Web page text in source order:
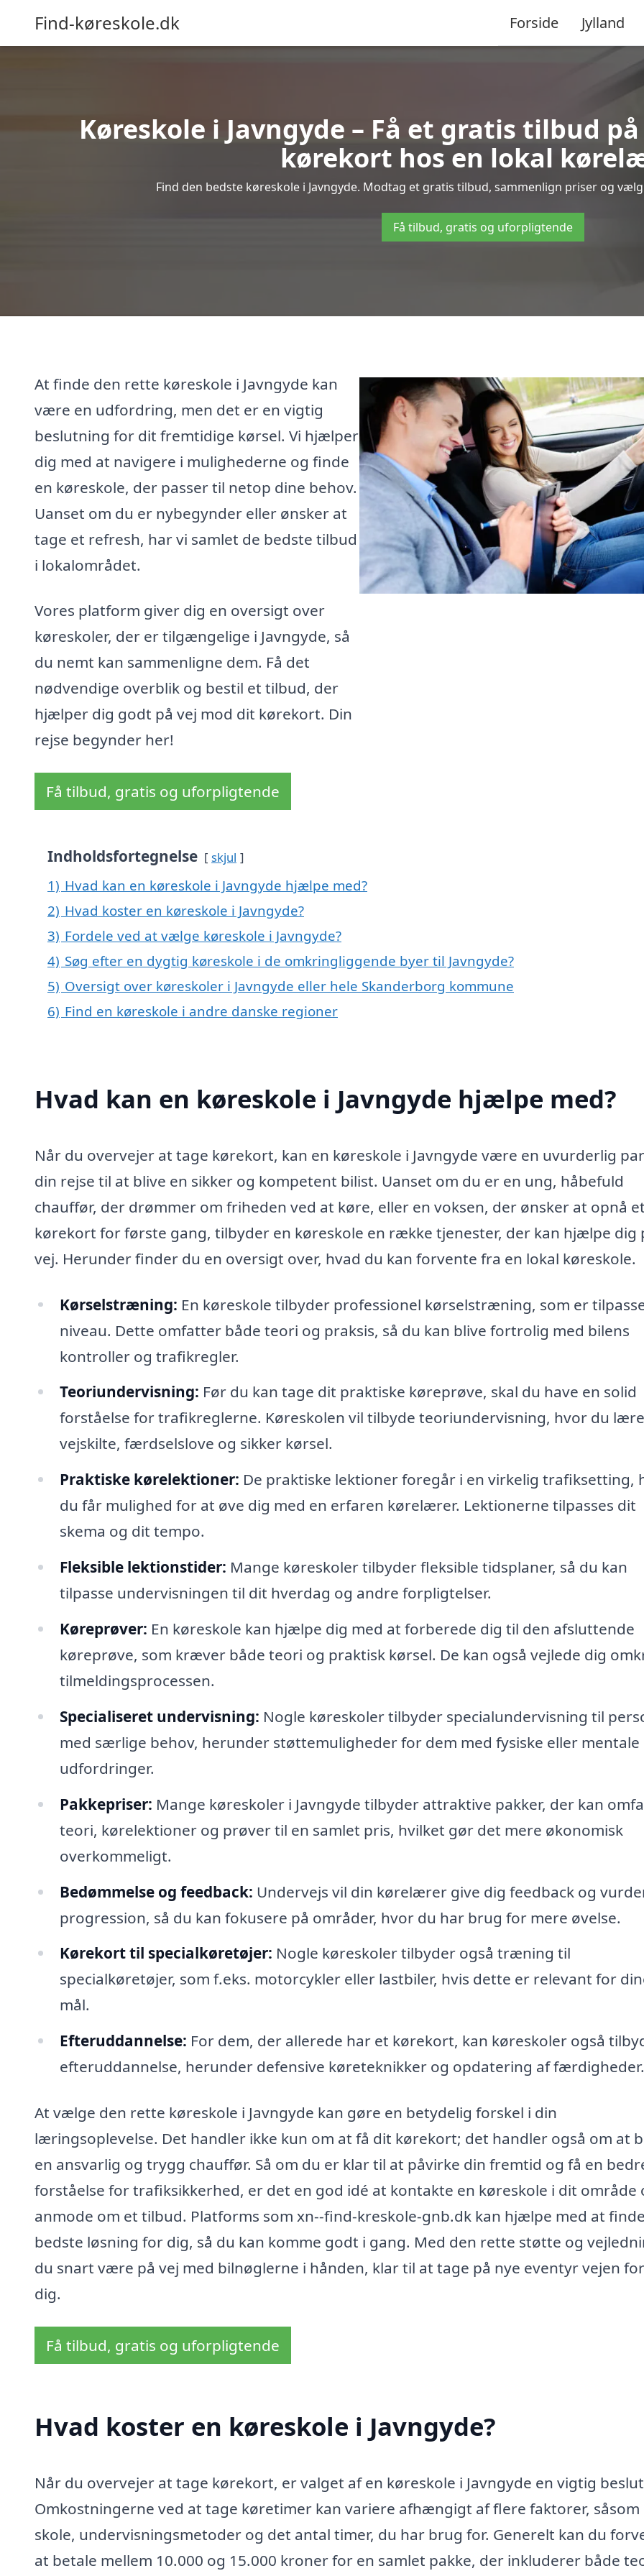
Find-køreskole.dk Forside Jylland
Køreskole i Javngyde – Få et gratis tilbud
kørekort hos en lokal
Find den bedste køreskole i Javngyde. Modtag et gratis tilbud, sammenlign priser og
Få tilbud, gratis og uforpligtende
At finde den rette køreskole i Javngyde kan
være en udfordring, men det er en vigtig
beslutning for dit fremtidige kørsel. Vi hjælper
dig med at navigere i mulighederne og finde
en køreskole, der passer til netop dine behov.
Uanset om du er nybegynder eller ønsker at
tage et refresh, har vi samlet de bedste tilbud
i lokalområdet.
Vores platform giver dig en oversigt over
køreskoler, der er tilgængelige i Javngyde, så
du nemt kan sammenligne dem. Få det
nødvendige overblik og bestil et tilbud, der
hjælper dig godt på vej mod dit kørekort. Din
rejse begynder her!
Få tilbud, gratis og uforpligtende
Indholdsfortegnelse skjul
1) Hvad kan en køreskole i Javngyde hjælpe med?
2) Hvad koster en køreskole i Javngyde?
3) Fordele ved at vælge køreskole i Javngyde?
4) Søg efter en dygtig køreskole i de omkringliggende byer til Javngyde?
5) Oversigt over køreskoler i Javngyde eller hele Skanderborg kommune
6) Find en køreskole i andre danske regioner
Hvad kan en køreskole i Javngyde hjælpe med?
Når du overvejer at tage kørekort, kan en køreskole i Javngyde være en uvurderlig
din rejse til at blive en sikker og kompetent bilist. Uanset om du er en ung, håbefuld
chauffør, der drømmer om friheden ved at køre, eller en voksen, der ønsker at opnå et
kørekort for første gang, tilbyder en køreskole en række tjenester, der kan hjælpe dig
vej. Herunder finder du en oversigt over, hvad du kan forvente fra en lokal køreskole.
Kørselstræning: En køreskole tilbyder professionel kørselstræning, som er
niveau. Dette omfatter både teori og praksis, så du kan blive fortrolig med bilens
kontroller og trafikregler.
Teoriundervisning: Før du kan tage dit praktiske køreprøve, skal du have en solid
forståelse for trafikreglerne. Køreskolen vil tilbyde teoriundervisning, hvor du
vejskilte, færdselslove og sikker kørsel.
Praktiske kørelektioner: De praktiske lektioner foregår i en virkelig trafiksetting,
du får mulighed for at øve dig med en erfaren kørelærer. Lektionerne tilpasses dit
skema og dit tempo.
Fleksible lektionstider: Mange køreskoler tilbyder fleksible tidsplaner, så du kan
tilpasse undervisningen til dit hverdag og andre forpligtelser.
Køreprøver: En køreskole kan hjælpe dig med at forberede dig til den afsluttende
køreprøve, som kræver både teori og praktisk kørsel. De kan også vejlede dig
tilmeldingsprocessen.
Specialiseret undervisning: Nogle køreskoler tilbyder specialundervisning til
med særlige behov, herunder støttemuligheder for dem med fysiske eller mentale
udfordringer.
Pakkepriser: Mange køreskoler i Javngyde tilbyder attraktive pakker, der kan
teori, kørelektioner og prøver til en samlet pris, hvilket gør det mere økonomisk
overkommeligt.
Bedømmelse og feedback: Undervejs vil din kørelærer give dig feedback og
progression, så du kan fokusere på områder, hvor du har brug for mere øvelse.
Kørekort til specialkøretøjer: Nogle køreskoler tilbyder også træning til
specialkøretøjer, som f.eks. motorcykler eller lastbiler, hvis dette er relevant for
mål.
Efteruddannelse: For dem, der allerede har et kørekort, kan køreskoler også
efteruddannelse, herunder defensive køreteknikker og opdatering af færdigheder.
At vælge den rette køreskole i Javngyde kan gøre en betydelig forskel i din
læringsoplevelse. Det handler ikke kun om at få dit kørekort; det handler også om at
en ansvarlig og trygg chauffør. Så om du er klar til at påvirke din fremtid og få en
forståelse for trafiksikkerhed, er det en god idé at kontakte en køreskole i dit område
anmode om et tilbud. Platforms som xn--find-kreskole-gnb.dk kan hjælpe med at
bedste løsning for dig, så du kan komme godt i gang. Med den rette støtte og
du snart være på vej med bilnøglerne i hånden, klar til at tage på nye eventyr vejen
dig.
Få tilbud, gratis og uforpligtende
Hvad koster en køreskole i Javngyde?
Når du overvejer at tage kørekort, er valget af en køreskole i Javngyde en vigtig
Omkostningerne ved at tage køretimer kan variere afhængigt af flere faktorer, såsom
skole, undervisningsmetoder og det antal timer, du har brug for. Generelt kan du
at betale mellem 10.000 og 15.000 kroner for en samlet pakke, der inkluderer både